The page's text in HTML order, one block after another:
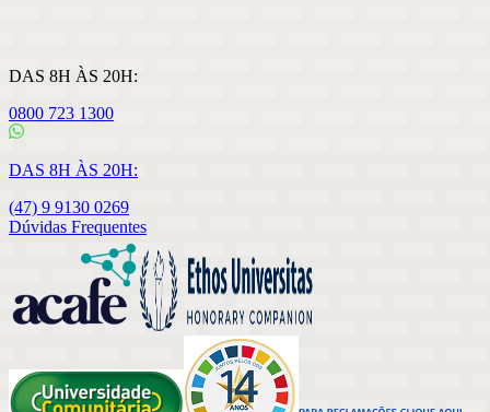
DAS 8H ÀS 20H:
0800 723 1300
DAS 8H ÀS 20H:
(47) 9 9130 0269
Dúvidas Frequentes